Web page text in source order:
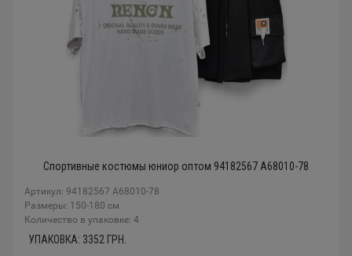
Спортивные костюмы юниор оптом 94182567 A68010-78
Артикул: 94182567 A68010-78
Размеры: 150-180 см
Количество в упаковке: 4
УПАКОВКА: 3352 ГРН.